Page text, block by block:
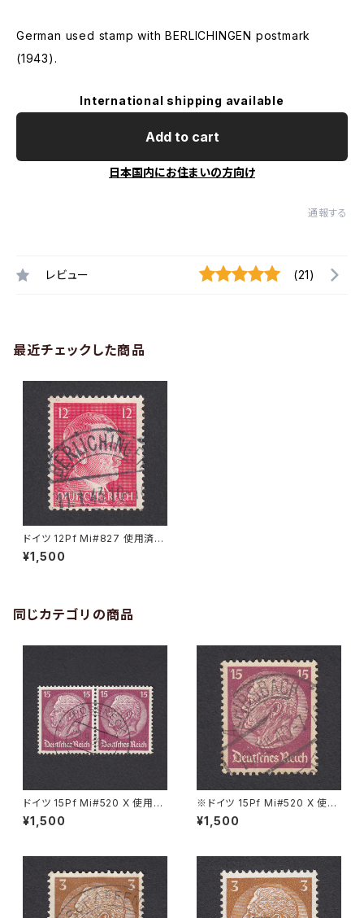
German used stamp with BERLICHINGEN postmark
(1943).
International shipping available
Add to cart
日本国内にお住まいの方向け
通報する
レビュー (21)
最近チェックした商品
ドイツ 12Pf Mi#827 使用済み
切手｜BERLICHINGEN 11.1.19
43
¥1,500
同じカテゴリの商品
ドイツ 15Pf Mi#520 X 使用済
み切手｜PÖSSNECK 22.9.19
36
¥1,500
※ドイツ 15Pf Mi#520 X 使用
済み切手｜ALPIRSBACH 19.J
UL.1940
¥1,500